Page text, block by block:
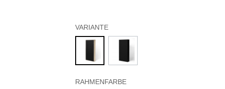
VARIANTE
RAHMENFARBE